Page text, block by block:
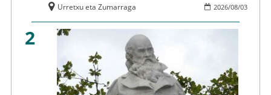
2026/08/03
Urretxu eta Zumarraga
2